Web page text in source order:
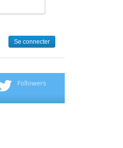
Followers